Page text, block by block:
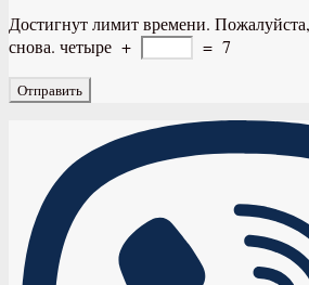
Достигнут лимит времени.
снова. четыре + = 7